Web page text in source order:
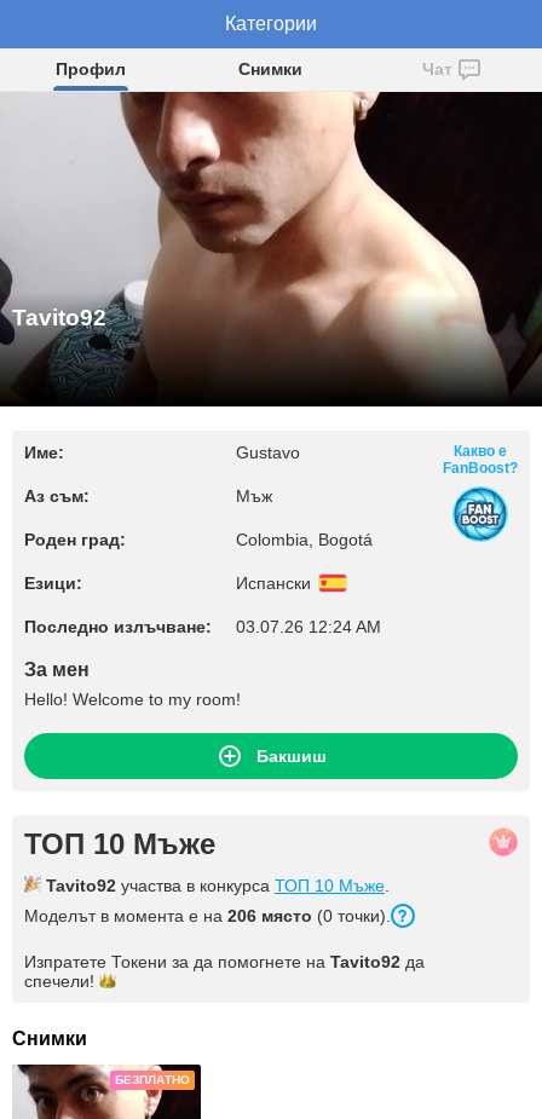
Tavito92
Профил Снимки Чат
Tavito92
Име: Gustavo
Аз съм: Мъж
Роден град: Colombia, Bogotá
Езици: Испански
Последно излъчване: 03.07.26 12:24 AM
Какво е
FanBoost?
За мен
Hello! Welcome to my room!
Бакшиш
ТОП 10 Мъже
Tavito92 участва в конкурса ТОП 10 Мъже
Моделът в момента е на 206 място (0 точки).
Изпратете Токени за да помогнете на Tavito92 да
спечели!
Снимки
БЕЗПЛАТНО
Категории